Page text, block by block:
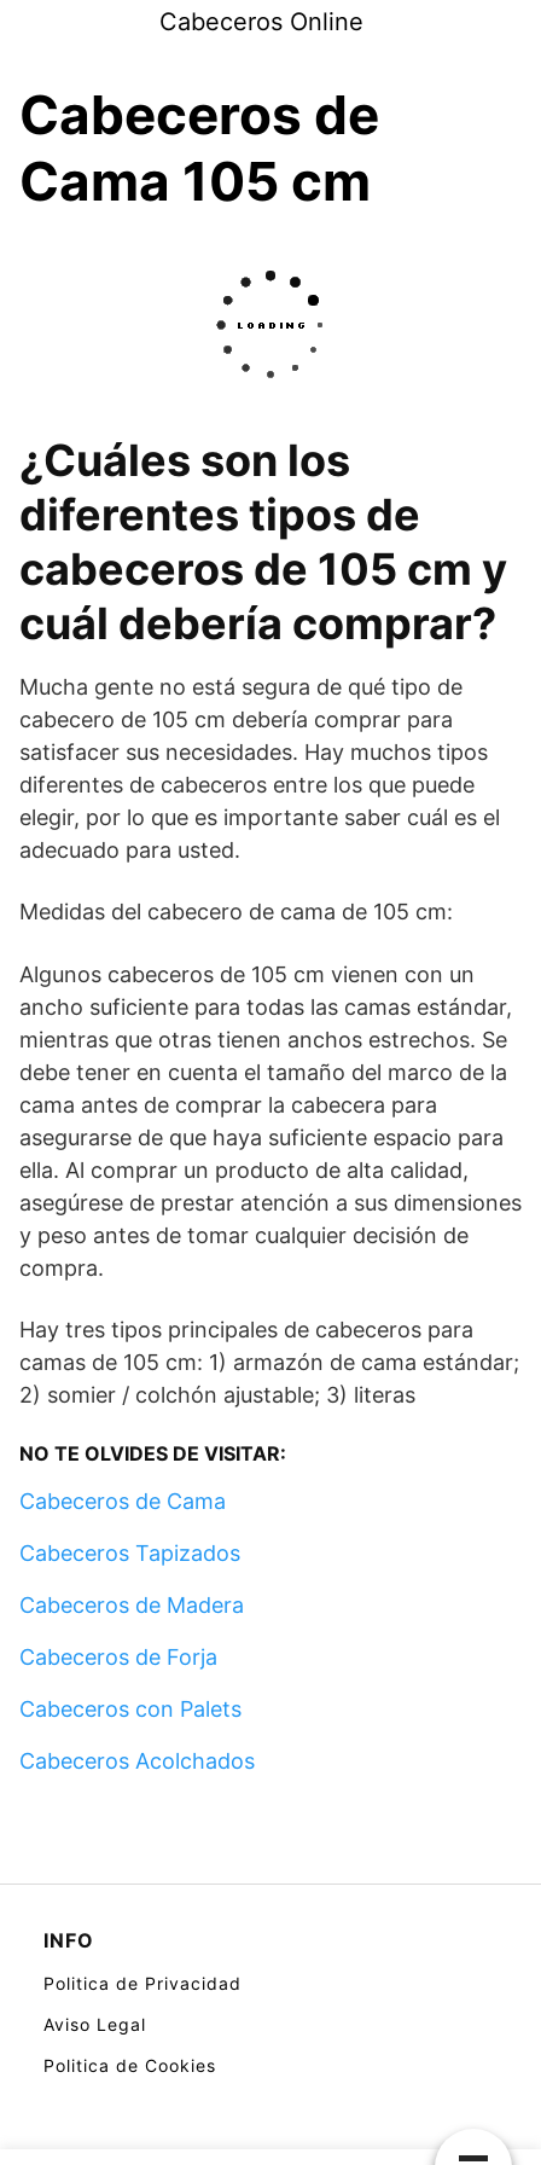
Cabeceros Online
Cabeceros de
Cama 105 cm
¿Cuáles son los
diferentes tipos de
cabeceros de 105 cm y
cuál debería comprar?
Mucha gente no está segura de qué tipo de
cabecero de 105 cm debería comprar para
satisfacer sus necesidades. Hay muchos tipos
diferentes de cabeceros entre los que puede
elegir, por lo que es importante saber cuál es el
adecuado para usted.
Medidas del cabecero de cama de 105 cm:
Algunos cabeceros de 105 cm vienen con un
ancho suficiente para todas las camas estándar,
mientras que otras tienen anchos estrechos. Se
debe tener en cuenta el tamaño del marco de la
cama antes de comprar la cabecera para
asegurarse de que haya suficiente espacio para
ella. Al comprar un producto de alta calidad,
asegúrese de prestar atención a sus dimensiones
y peso antes de tomar cualquier decisión de
compra.
Hay tres tipos principales de cabeceros para
camas de 105 cm: 1) armazón de cama estándar;
2) somier / colchón ajustable; 3) literas
NO TE OLVIDES DE VISITAR:
Cabeceros de Cama
Cabeceros Tapizados
Cabeceros de Madera
Cabeceros de Forja
Cabeceros con Palets
Cabeceros Acolchados
INFO
Politica de Privacidad
Aviso Legal
Politica de Cookies